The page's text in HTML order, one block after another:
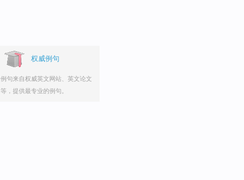
权威例句
例句来自权威英文网站、英文论文
等，提供最专业的例句。